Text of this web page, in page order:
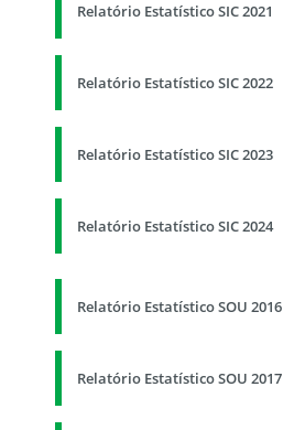
Relatório Estatístico SIC 2021
Relatório Estatístico SIC 2022
Relatório Estatístico SIC 2023
Relatório Estatístico SIC 2024
Relatório Estatístico SOU 2016
Relatório Estatístico SOU 2017